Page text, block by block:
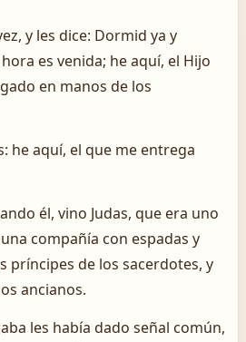
y les dice: Dormid ya y
es venida; he aquí, el Hijo
en manos de los
he aquí, el que me entrega
él, vino Judas, que era uno
compañía con espadas y
príncipes de los sacerdotes, y
ancianos.
les había dado señal común,